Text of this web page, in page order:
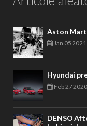
Aston
Jan 05 2021
Hyundai
Feb 27 2020
DENSO